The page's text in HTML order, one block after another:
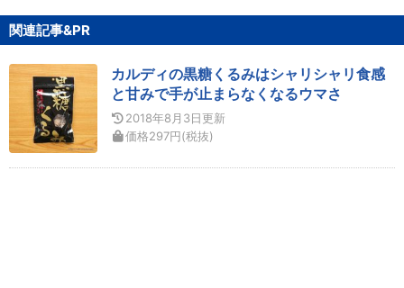
関連記事&PR
カルディの黒糖くるみはシャリシャリ食感
と甘みで手が止まらなくなるウマさ
2018年8月3日更新
価格297円(税抜)